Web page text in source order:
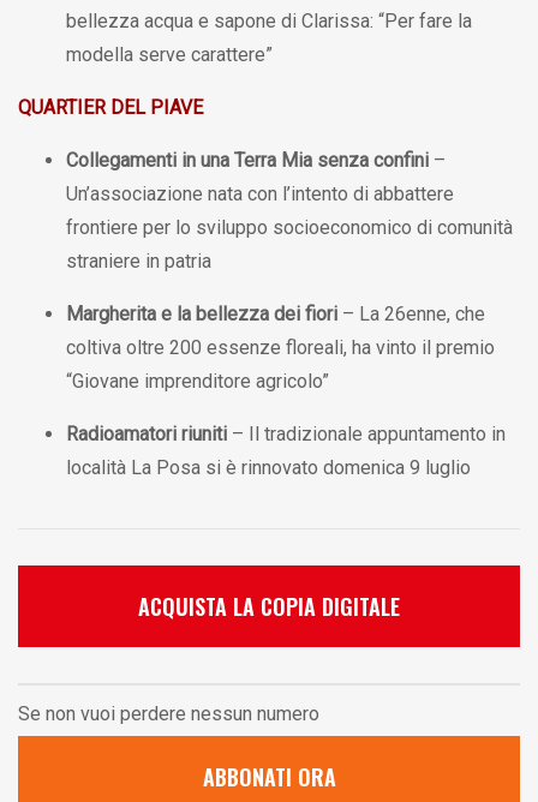
bellezza acqua e sapone di Clarissa: “Per fare la
modella serve carattere”
QUARTIER DEL PIAVE
Collegamenti in una Terra Mia senza confini –
Un’associazione nata con l’intento di abbattere
frontiere per lo sviluppo socioeconomico di comunità
straniere in patria
Margherita e la bellezza dei fiori – La 26enne, che
coltiva oltre 200 essenze floreali, ha vinto il premio
“Giovane imprenditore agricolo”
Radioamatori riuniti – Il tradizionale appuntamento in
località La Posa si è rinnovato domenica 9 luglio
ACQUISTA LA COPIA DIGITALE
Se non vuoi perdere nessun numero
ABBONATI ORA